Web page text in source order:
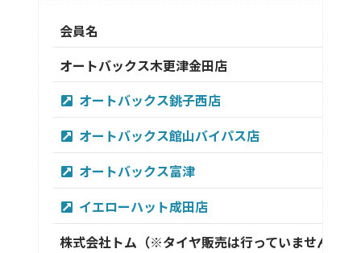
会員名
オートバックス木更津金田店
オートバックス銚子西店
オートバックス館山バイパス店
オートバックス富津
イエローハット成田店
株式会社トム（※タイヤ販売は行っていません）